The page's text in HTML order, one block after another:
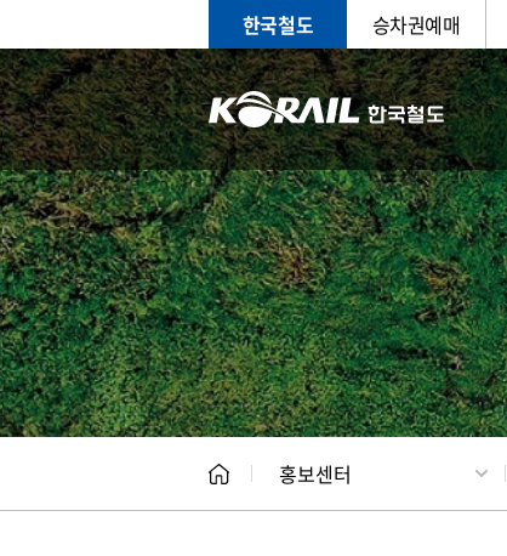
한국철도 승차권예매
홍보
홍보센터